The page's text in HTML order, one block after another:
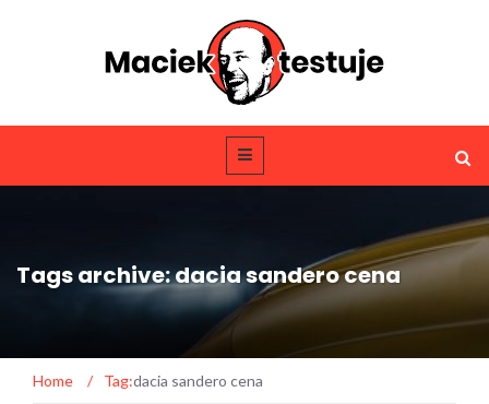
Tags archive: dacia sandero cena
Home / Tag:dacia sandero cena